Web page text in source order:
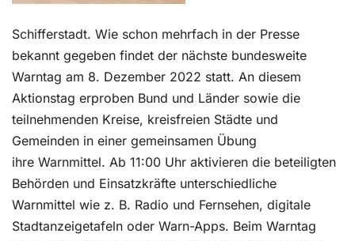
Schifferstadt. Wie schon mehrfach in der Presse
bekannt gegeben findet der nächste bundesweite
Warntag am 8. Dezember 2022 statt. An diesem
Aktionstag erproben Bund und Länder sowie die
teilnehmenden Kreise, kreisfreien Städte und
Gemeinden in einer gemeinsamen Übung
ihre Warnmittel. Ab 11:00 Uhr aktivieren die beteiligten
Behörden und Einsatzkräfte unterschiedliche
Warnmittel wie z. B. Radio und Fernsehen, digitale
Stadtanzeigetafeln oder Warn-Apps. Beim Warntag